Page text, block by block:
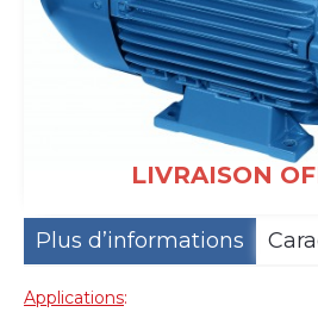
LIVRAISON
Plus d’informations
Applications: